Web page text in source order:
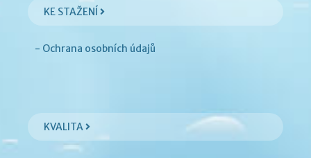
KE STAŽENÍ
- Ochrana osobních údajů
KVALITA